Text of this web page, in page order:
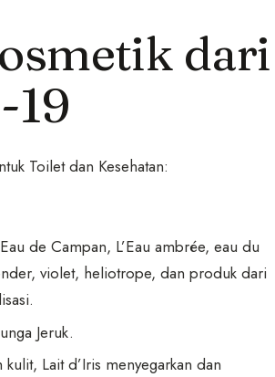
dari
19
Toilet dan Kesehatan:
de Campan, L’Eau ambrée, eau du
violet, heliotrope, dan produk dari
Jeruk.
Lait d’Iris menyegarkan dan